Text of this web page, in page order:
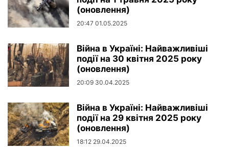
(оновлення)
20:47 01.05.2025
Війна в Україні: Найважливіші
події на 30 квітня 2025 року
(оновлення)
20:09 30.04.2025
Війна в Україні: Найважливіші
події на 29 квітня 2025 року
(оновлення)
18:12 29.04.2025